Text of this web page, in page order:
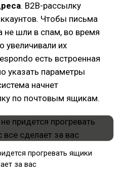
. B2B-рассылку
Чтобы письма
не шли в спам, во время
увеличивали их
есть встроенная
указать параметры
начнет
по почтовым ящикам.
прогревать ящики
за вас